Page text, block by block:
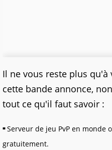
Il ne vous reste plus
cette bande annonce,
tout ce qu'il faut savoir :
Serveur de jeu PvP en monde
gratuitement.